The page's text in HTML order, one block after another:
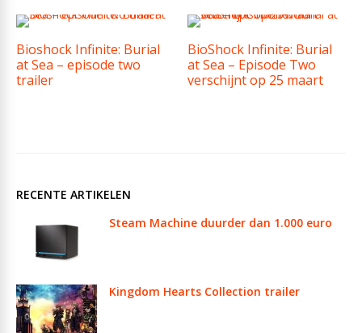
Bioshock Infinite: Burial
at Sea – episode two
trailer
BioShock Infinite: Burial
at Sea – Episode Two
verschijnt op 25 maart
RECENTE ARTIKELEN
Steam Machine duurder dan 1.000 euro
Kingdom Hearts Collection trailer